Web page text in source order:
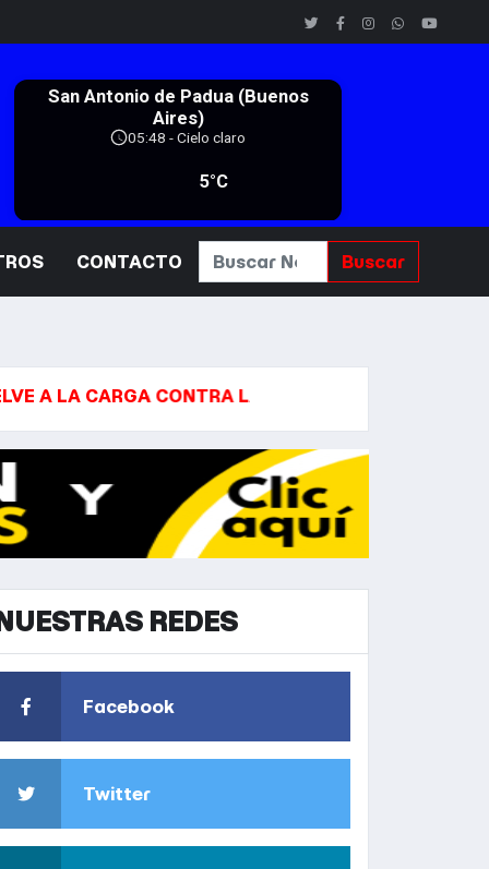
CONTACTO Buscar
CONTRA LA CIUDADANÍA POR DERECHO DE
REDES
Facebook
Twitter